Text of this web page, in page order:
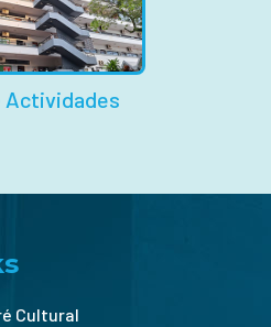
Actividades
Cultural